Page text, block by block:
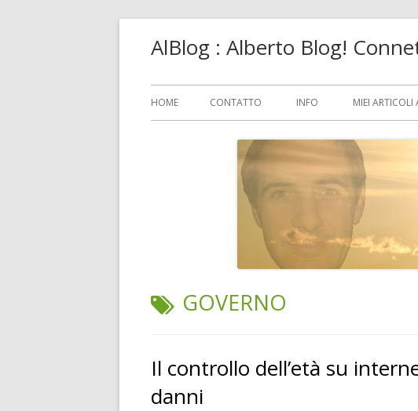
AlBlog : Alberto Blog!
Menu
principale
HOME CONTATTO INFO MIEI ARTICOLI
TAG:
GOVERNO
Il controllo dell’età su
danni